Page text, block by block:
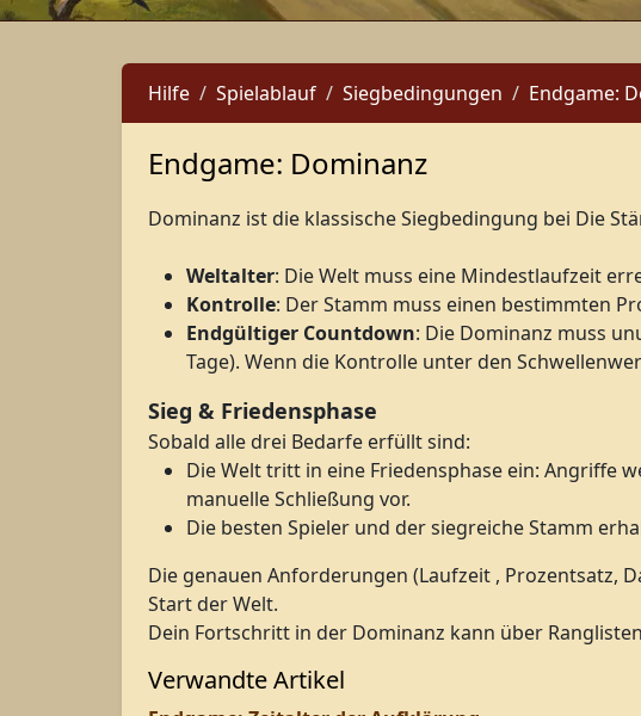
Hilfe Spielablauf Siegbedingungen Endgame:
Endgame: Dominanz
Dominanz ist die klassische Siegbedingung bei Die
Weltalter: Die Welt muss eine Mindestlaufzeit
Kontrolle: Der Stamm muss einen bestimmten
Endgültiger Countdown: Die Dominanz muss
Tage). Wenn die Kontrolle unter den
Sieg & Friedensphase
Sobald alle drei Bedarfe erfüllt sind:
Die Welt tritt in eine Friedensphase ein: Angriffe
manuelle Schließung vor.
Die besten Spieler und der siegreiche Stamm
Die genauen Anforderungen (Laufzeit , Prozentsatz,
Start der Welt.
Dein Fortschritt in der Dominanz kann über
Verwandte Artikel